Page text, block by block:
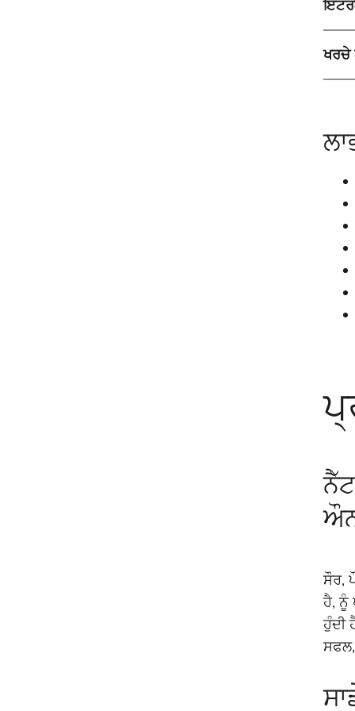
ਖਰਚੇ
ਸੌਰ,
ਹੈ, ਨੂੰ
ਹੁੰਦੀ